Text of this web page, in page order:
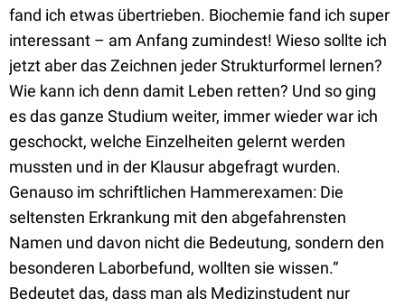
fand ich etwas übertrieben. Biochemie fand ich super
interessant – am Anfang zumindest! Wieso sollte ich
jetzt aber das Zeichnen jeder Strukturformel lernen?
Wie kann ich denn damit Leben retten? Und so ging
es das ganze Studium weiter, immer wieder war ich
geschockt, welche Einzelheiten gelernt werden
mussten und in der Klausur abgefragt wurden.
Genauso im schriftlichen Hammerexamen: Die
seltensten Erkrankung mit den abgefahrensten
Namen und davon nicht die Bedeutung, sondern den
besonderen Laborbefund, wollten sie wissen.“
Bedeutet das, dass man als Medizinstudent nur